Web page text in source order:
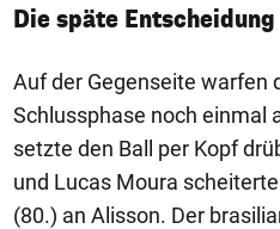
Die späte Entscheidung
Auf der Gegenseite warfen
Schlussphase noch einmal
setzte den Ball per Kopf
und Lucas Moura
(80.) an Alisson. Der